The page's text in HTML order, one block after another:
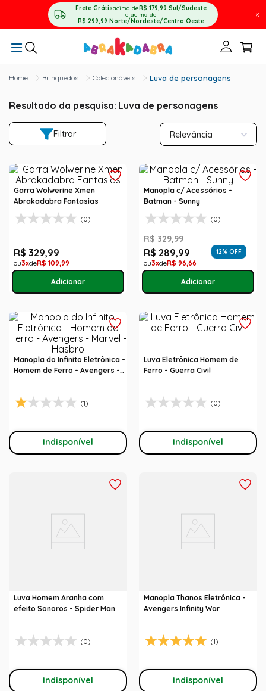
Frete Grátisacima deR$ 179,99 Sul/Sudeste
e acima de
R$ 299,99 Norte/Nordeste/Centro Oeste
X
Brinquedos Colecionáveis Luva de personagens
Resultado da pesquisa: Luva de personagens
Filtrar Relevância
Garra Wolwerine Xmen
Abrakadabra Fantasias
(0)
R$ 329,99
3 R$ 109,99
Manopla c/ Acessórios -
Batman - Sunny
(0)
R$ 329,99
R$ 289,99 12% OFF
3 R$ 96,66
Manopla do Infinito Eletrônica -
Homem de Ferro - Avengers -
(1)
Indisponível
Luva Eletrônica Homem de
Ferro - Guerra Civil
(0)
Indisponível
Luva Homem Aranha com
efeito Sonoros - Spider Man
(0)
Indisponível
Manopla Thanos Eletrônica -
Avengers Infinity War
(1)
Indisponível